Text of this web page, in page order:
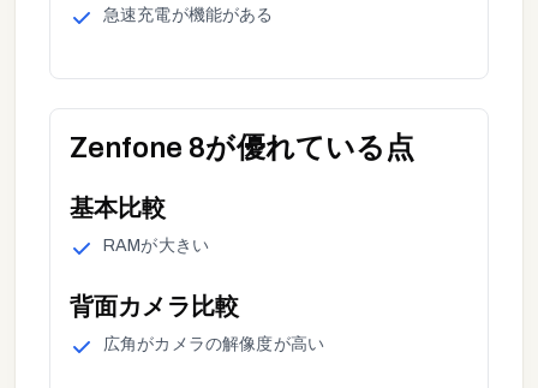
急速充電が機能がある
Zenfone 8が優れている点
基本比較
RAMが大きい
背面カメラ 比較
広角がカメラの解像度が高い